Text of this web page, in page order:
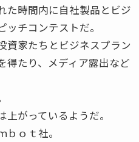
た時間内に自社製品とビジ
チコンテストだ。
資家たちとビジネスプラン
得たり、メディア露出など
がっているようだ。
ｏｔ社。